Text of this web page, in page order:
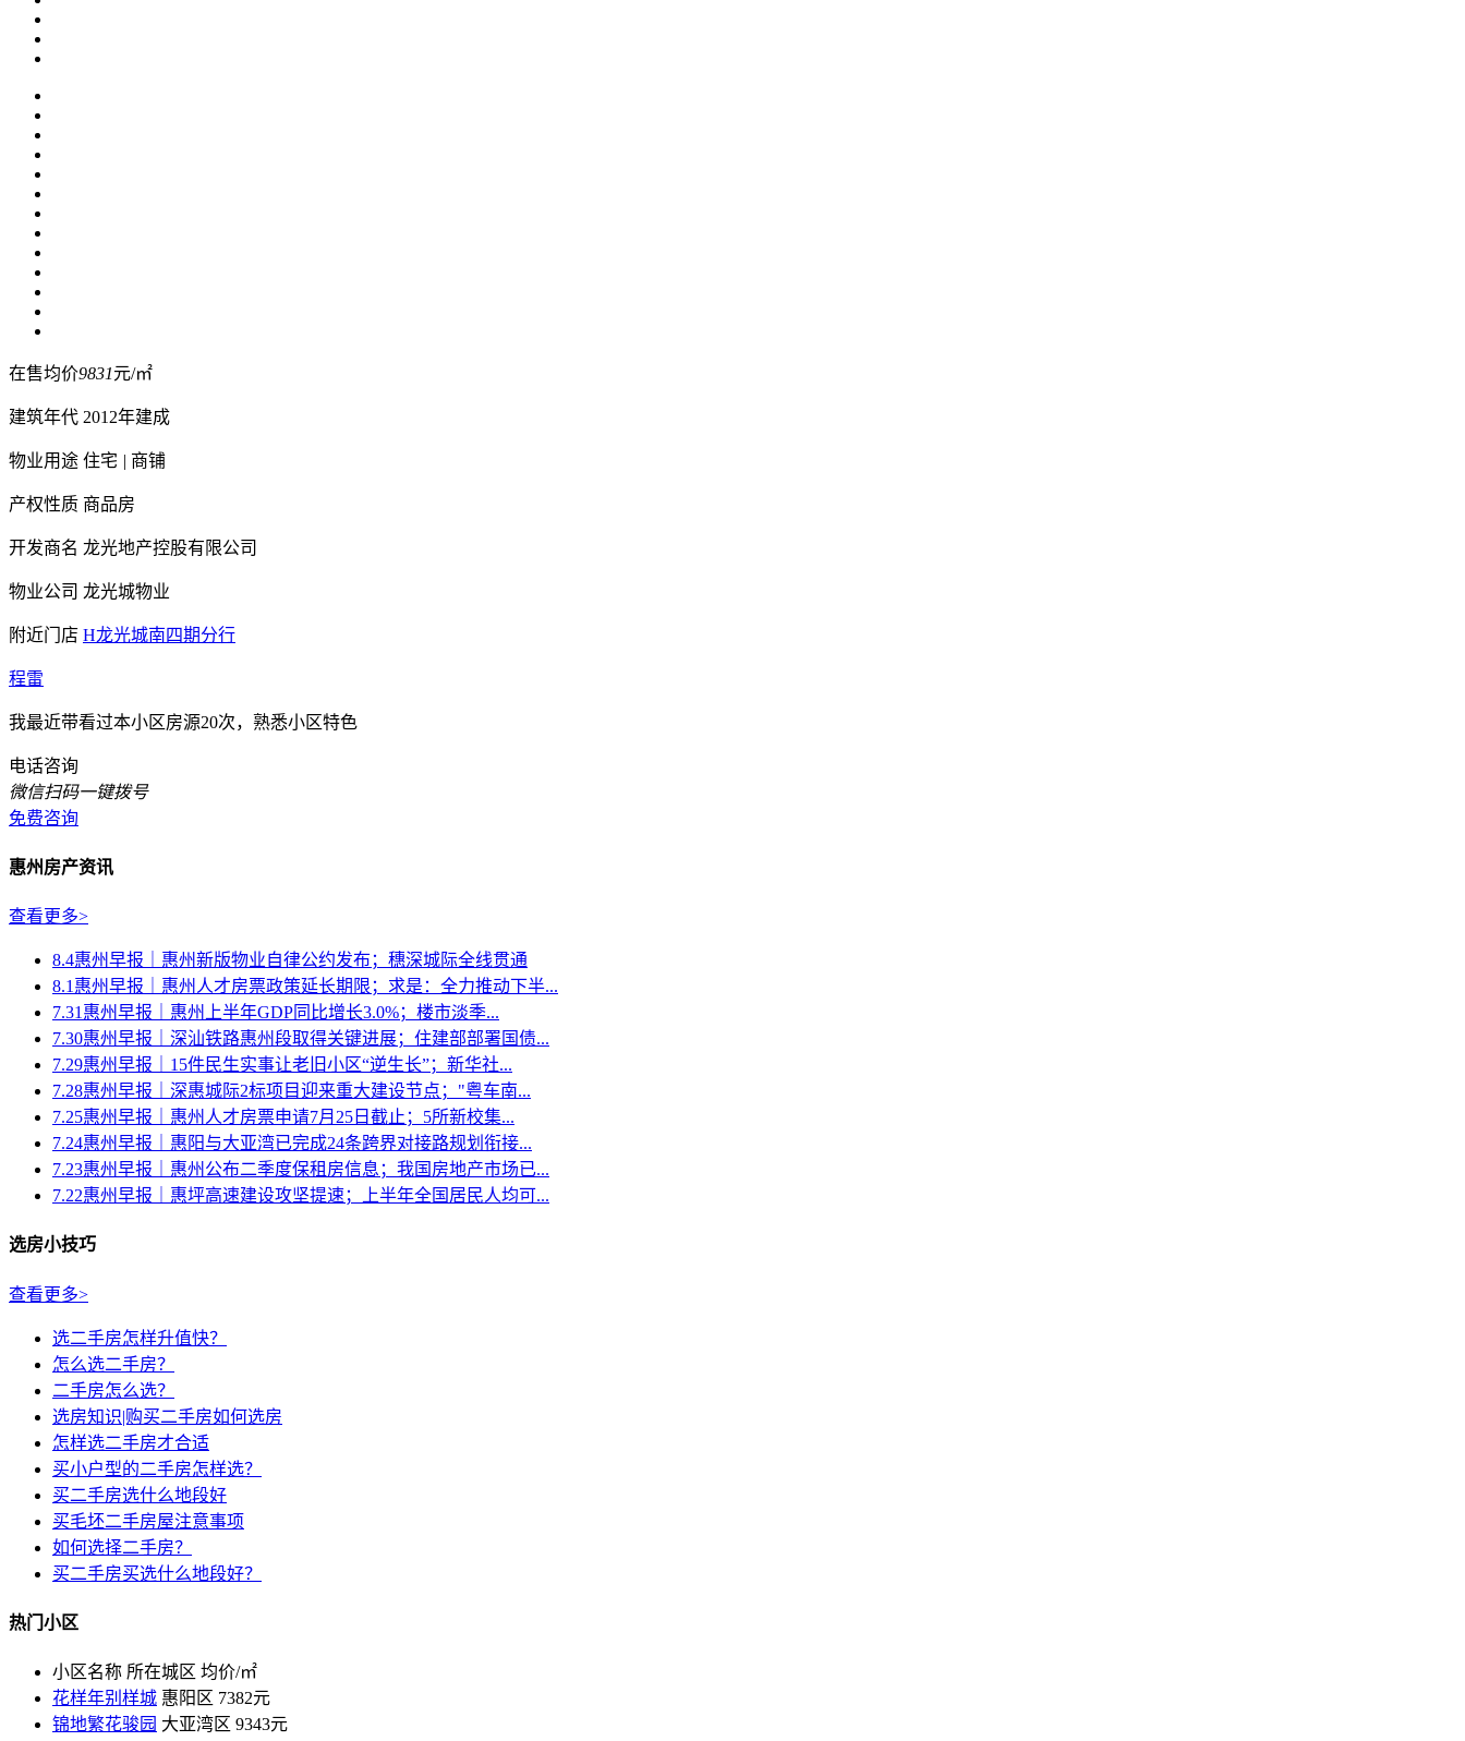
在售均价9831元/㎡
建筑年代 2012年建成
物业用途 住宅 | 商铺
产权性质 商品房
开发商名 龙光地产控股有限公司
物业公司 龙光城物业
附近门店 H龙光城南四期分行
程雷
我最近带看过本小区房源20次，熟悉小区特色
电话咨询
微信扫码一键拨号
免费咨询
惠州房产资讯
查看更多>
8.4惠州早报｜惠州新版物业自律公约发布；穗深城际全线贯通
8.1惠州早报｜惠州人才房票政策延长期限；求是：全力推动下半...
7.31惠州早报｜惠州上半年GDP同比增长3.0%；楼市淡季...
7.30惠州早报｜深汕铁路惠州段取得关键进展；住建部部署国债...
7.29惠州早报｜15件民生实事让老旧小区“逆生长”；新华社...
7.28惠州早报｜深惠城际2标项目迎来重大建设节点；"粤车南...
7.25惠州早报｜惠州人才房票申请7月25日截止；5所新校集...
7.24惠州早报｜惠阳与大亚湾已完成24条跨界对接路规划衔接...
7.23惠州早报｜惠州公布二季度保租房信息；我国房地产市场已...
7.22惠州早报｜惠坪高速建设攻坚提速；上半年全国居民人均可...
选房小技巧
查看更多>
选二手房怎样升值快？
怎么选二手房？
二手房怎么选？
选房知识|购买二手房如何选房
怎样选二手房才合适
买小户型的二手房怎样选？
买二手房选什么地段好
买毛坯二手房屋注意事项
如何选择二手房？
买二手房买选什么地段好？
热门小区
小区名称 所在城区 均价/㎡
花样年别样城 惠阳区 7382元
锦地繁花骏园 大亚湾区 9343元